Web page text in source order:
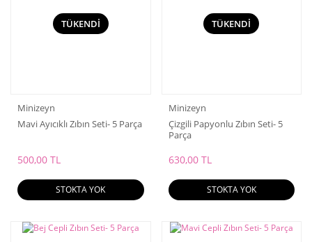
TÜKENDİ
Minizeyn
Mavi Ayıcıklı Zıbın Seti- 5 Parça
500,00 TL
STOKTA YOK
TÜKENDİ
Minizeyn
Çizgili Papyonlu Zıbın Seti- 5
Parça
630,00 TL
STOKTA YOK